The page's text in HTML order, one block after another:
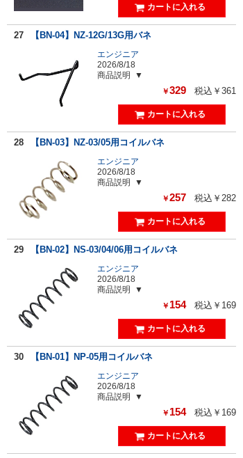
27 【BN-04】NZ-12G/13G用バネ
エンジニア
2026/8/18
商品説明
￥329 税込￥361
28 【BN-03】NZ-03/05用コイルバネ
エンジニア
2026/8/18
商品説明
￥257 税込￥282
29 【BN-02】NS-03/04/06用コイルバネ
エンジニア
2026/8/18
商品説明
￥ 154 税込￥169
30 【BN-01】NP-05用コイルバネ
エンジニア
2026/8/18
商品説明
￥ 154 税込￥169